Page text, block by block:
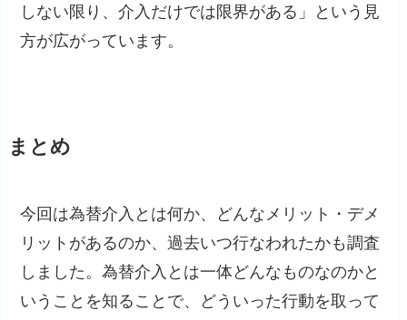
しない限り、介入だけでは限界がある」という見
方が広がっています。
まとめ
今回は為替介入とは何か、どんなメリット・デメ
リットがあるのか、過去いつ行なわれたかも調査
しました。為替介入とは一体どんなものなのかと
いうことを知ることで、どういった行動を取って